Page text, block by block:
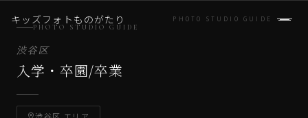
キッズフォトものがたり PHOTO STUDIO GUIDE
PHOTO STUDIO GUIDE
渋谷区
入学・卒園/卒業